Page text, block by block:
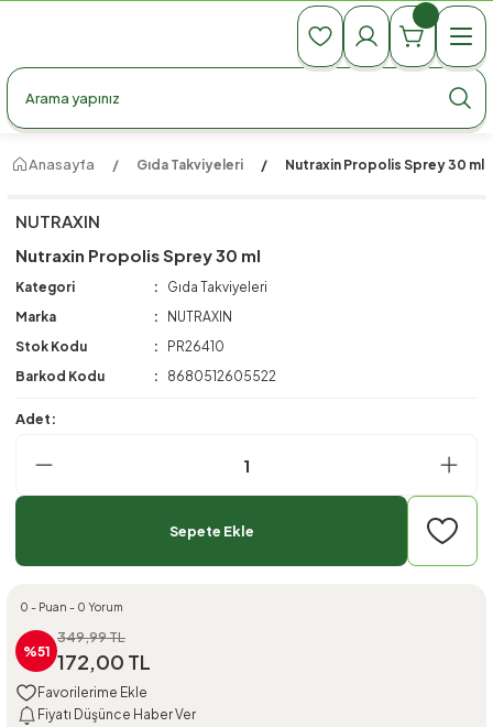
990 TL Üzeri Ücretsiz Kargo
990 TL Üzeri Ücretsiz Kargo
Anasayfa Gıda Takviyeleri Nutraxin Propolis Sprey 30 ml
NUTRAXIN
Nutraxin Propolis Sprey 30 ml
Kategori
Gıda Takviyeleri
Marka
NUTRAXIN
Stok Kodu
PR26410
Barkod Kodu
8680512605522
Adet:
Sepete Ekle
0 - Puan - 0 Yorum
%51
349,99 TL
172,00 TL
Fiyatı Düşünce Haber Ver